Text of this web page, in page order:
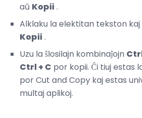
aŭ Kopii.
Alklaku la elektitan tekston
Kopii.
Uzu la ŝlosilajn kombinaĵojn
Ctrl + C por kopii. Ĉi tiuj estas
por Cut and Copy kaj estas
multaj aplikoj.